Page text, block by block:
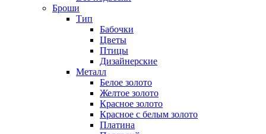
Броши
Тип
Бабочки
Цветы
Птицы
Дизайнерские
Металл
Белое золото
Желтое золото
Красное золото
Красное с белым золото
Платина